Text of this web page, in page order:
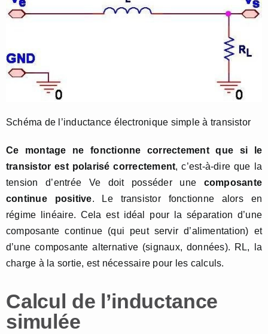
Schéma de l’inductance électronique simple à transistor
Ce montage ne fonctionne correctement que si le
transistor est polarisé correctement, c’est-à-dire que la
tension d’entrée Ve doit posséder une composante
continue positive. Le transistor fonctionne alors en
régime linéaire. Cela est idéal pour la séparation d’une
composante continue (qui peut servir d’alimentation) et
d’une composante alternative (signaux, données). RL, la
charge à la sortie, est nécessaire pour les calculs.
Calcul de l’inductance
simulée